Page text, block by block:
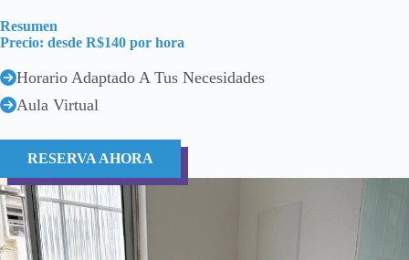
Resumen
Precio: desde R$140 por hora
Horario Adaptado A Tus Necesidades
Aula Virtual
RESERVA AHORA